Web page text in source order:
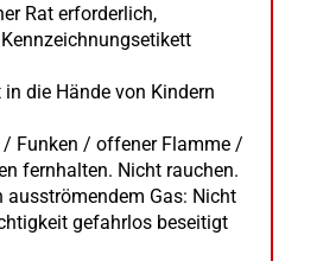
Rat erforderlich,
die Hände von Kindern
/ Funken / offener Flamme /
fernhalten. Nicht rauchen.
ausströmendem Gas: Nicht
gefahrlos beseitigt